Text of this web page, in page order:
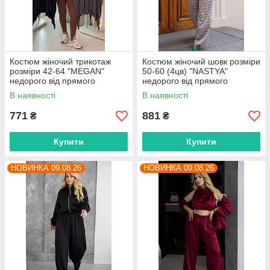
Костюм жіночий трикотаж
розміри 42-64 "MEGAN"
недорого від прямого
постачальника
В наявності
771 ₴
Купити
Костюм жіночий шовк розміри
50-60 (4цв) "NASTYA"
недорого від прямого
постачальника
В наявності
881 ₴
Купити
НОВИНКА 09.08.26 НОВИНКА 09.08.26